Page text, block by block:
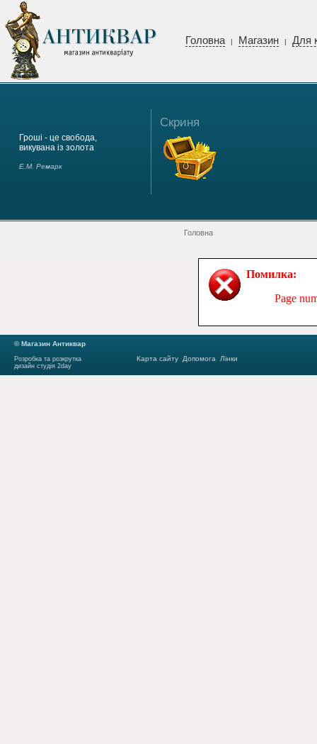
Головна | Магазин | Для
Гроші - це свобода,
викувана із золота
Е.М. Ремарк
Скриня
Головна
Помилка:
Page
© Магазин Антиквар
Розробка та розкрутка
дизайн студія 2day
Карта сайту Допомога Лінки